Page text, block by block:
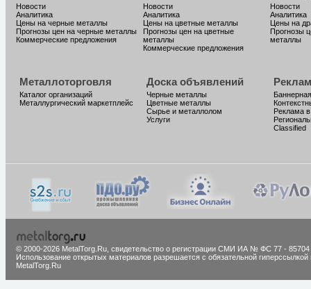
Новости
Аналитика
Цены на черные металлы
Прогнозы цен на черные металлы
Коммерческие предложения
Новости
Аналитика
Цены на цветные металлы
Прогнозы цен на цветные
металлы
Коммерческие предложения
Новости
Аналитика
Цены на
Прогнозы
металлы
Металлоторговля
Каталог организаций
Металлургический маркетплейс
Доска объявлений
Черные металлы
Цветные металлы
Сырье и металлолом
Услуги
Реклама
Classified
© 2000-2026 MetalTorg.Ru, cвидетельство о регистрации СМИ ИА № ФС 77 - 85704
Использование открытых материалов разрешается с обязательной гиперссылкой
MetalTorg.Ru